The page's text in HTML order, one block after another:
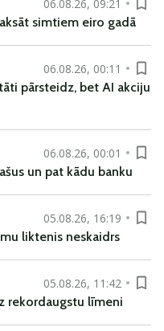
06.08.26, 09:21
simtiem eiro gadā
06.08.26, 00:11
pārsteidz, bet AI akciju
06.08.26, 00:01
un pat kādu banku
05.08.26, 16:19
liktenis neskaidrs
05.08.26, 11:42
rekordaugstu līmeni